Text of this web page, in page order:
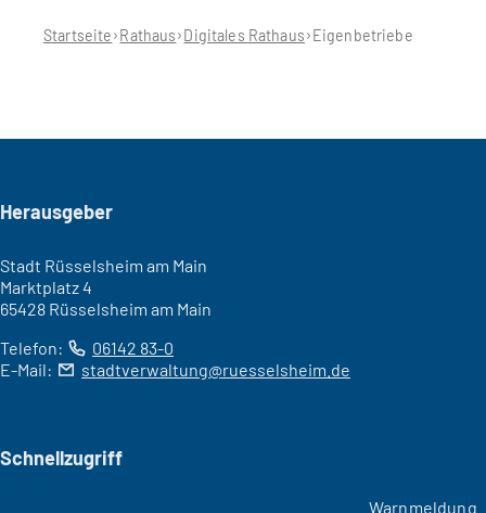
hier:Startseite Rathaus Digitales Rathaus Eigenbetriebe
Seitenfuß
Herausgeber
Stadt Rüsselsheim am Main
Marktplatz 4
65428 Rüsselsheim am Main
Telefon:
06142 83-0
E-Mail:
stadtverwaltung ruesselsheim de
Schnellzugriff
Warnmeldung